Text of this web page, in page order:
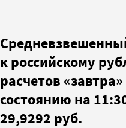
к российскому
расчетов
состоянию на
29,9292 руб.